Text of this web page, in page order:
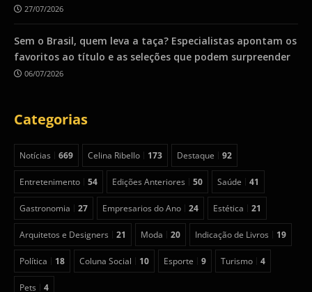
27/07/2026
Sem o Brasil, quem leva a taça? Especialistas apontam os
favoritos ao título e as seleções que podem surpreender
06/07/2026
Categorias
Notícias 669 Celina Ribello 173 Destaque 92
Entretenimento 54 Edições Anteriores 50 Saúde 41
Gastronomia 27 Empresarios do Ano 24 Estética 21
Arquitetos e Designers 21 Moda 20 Indicação de Livros 19
Política 18 Coluna Social 10 Esporte 9 Turismo 4
Pets 4